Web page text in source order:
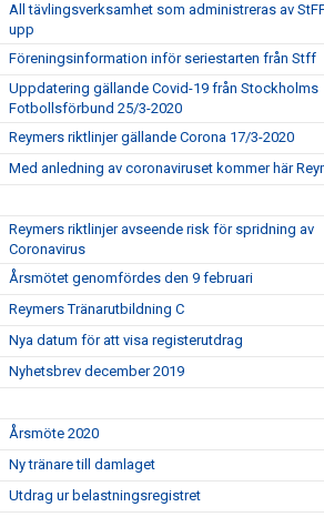
All tävlingsverksamhet som administreras av
upp
Föreningsinformation inför seriestarten från Stff
Uppdatering gällande Covid-19 från Stockholms
Fotbollsförbund 25/3-2020
Reymers riktlinjer gällande Corona 17/3-2020
Med anledning av coronaviruset kommer här
Reymers riktlinjer avseende risk för spridning av
Coronavirus
Årsmötet genomfördes den 9 februari
Reymers Tränarutbildning C
Nya datum för att visa registerutdrag
Nyhetsbrev december 2019
Årsmöte 2020
Ny tränare till damlaget
Utdrag ur belastningsregistret